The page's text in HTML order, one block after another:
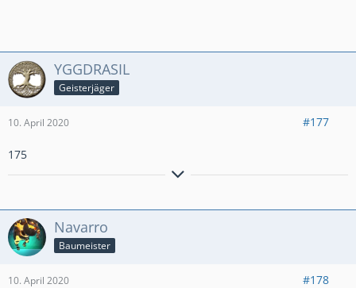
YGGDRASIL
Geisterjäger
10. April 2020 #177
175
٩(●̮̮̃•̃)۶Til árs ok friðar– all jenen, die mit uns sind!
٩(×̯×)۶
✧ -----⪻ ✌ 𝔾𝔼ℝ𝕄𝔸ℕ𝔼ℕℍ𝔼ℝℤ #YUJG8R22 ✌⪼-----✧
Navarro
Baumeister
10. April 2020 #178